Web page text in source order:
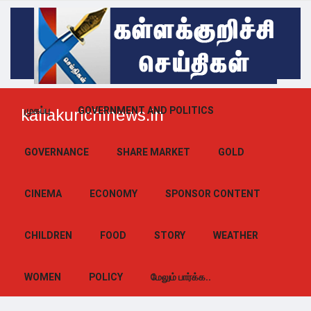
kallakurichinews.in
முகப்பு GOVERNMENT AND POLITICS
GOVERNANCE SHARE MARKET GOLD
CINEMA ECONOMY SPONSOR CONTENT
CHILDREN FOOD STORY WEATHER
WOMEN POLICY மேலும் பார்க்க..